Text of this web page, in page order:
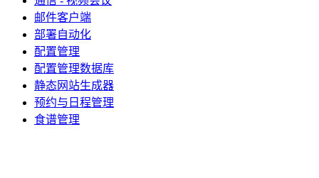
邮件客户端
部署自动化
配置管理
配置管理数据库
静态网站生成器
预约与日程管理
食谱管理